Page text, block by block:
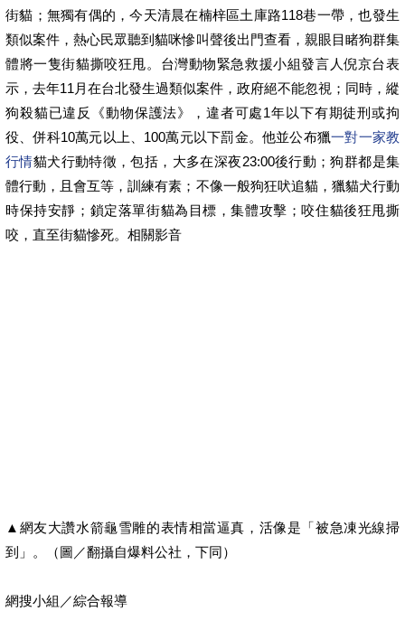
街貓；無獨有偶的，今天清晨在楠梓區土庫路118巷一帶，也發生
類似案件，熱心民眾聽到貓咪慘叫聲後出門查看，親眼目睹狗群集
體將一隻街貓撕咬狂甩。台灣動物緊急救援小組發言人倪京台表
示，去年11月在台北發生過類似案件，政府絕不能忽視；同時，縱
狗殺貓已違反《動物保護法》，違者可處1年以下有期徒刑或拘
役、併科10萬元以上、100萬元以下罰金。他並公布獵一對一家教
行情貓犬行動特徵，包括，大多在深夜23:00後行動；狗群都是集
體行動，且會互等，訓練有素；不像一般狗狂吠追貓，獵貓犬行動
時保持安靜；鎖定落單街貓為目標，集體攻擊；咬住貓後狂甩撕
咬，直至街貓慘死。相關影音
▲網友大讚水箭龜雪雕的表情相當逼真，活像是「被急凍光線掃
到」。（圖／翻攝自爆料公社，下同）
網搜小組／綜合報導